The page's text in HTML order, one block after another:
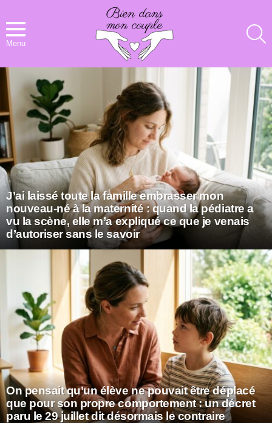
Menu
NOS
DERNIERS
ARTICLES
J’ai laissé toute la famille embrasser mon
nouveau-né à la maternité : quand la pédiatre a
vu la scène, elle m’a expliqué ce que je venais
d’autoriser sans le savoir
On pensait qu’un élève ne pouvait être déplacé
que pour son propre comportement : un décret
paru le 29 juillet dit désormais le contraire